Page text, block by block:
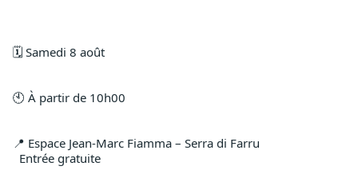
🗓️ Samedi 8 août
🕙 À partir de 10h00
📍 Espace Jean-Marc Fiamma – Serra di Farru
  Entrée gratuite